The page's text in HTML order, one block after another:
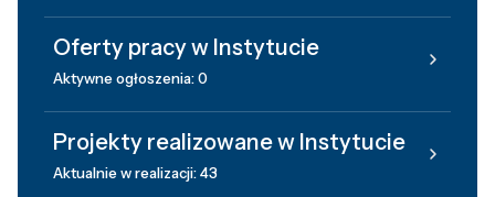
Oferty pracy w Instytucie
Aktywne ogłoszenia: 0
Projekty realizowane w Instytucie
Aktualnie w realizacji: 43